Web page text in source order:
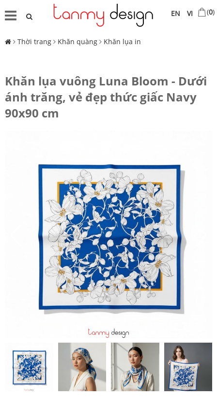
VI
EN (0)
Thời trang Khăn quàng Khăn lụa in
Khăn lụa vuông Luna Bloom - Dưới
ánh trăng, vẻ đẹp thức giấc Navy
90x90 cm